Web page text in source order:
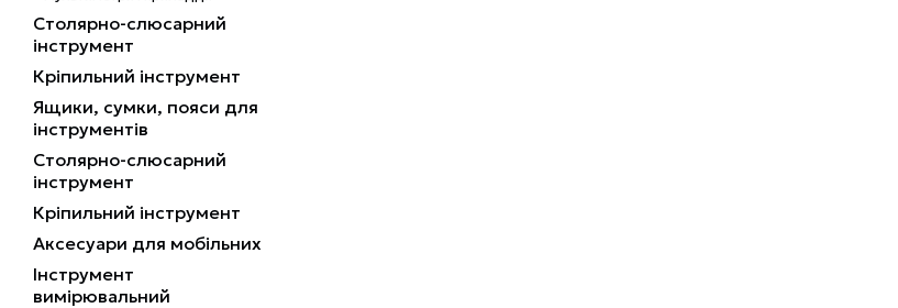
Столярно-слюсарний
інструмент
Кріпильний інструмент
Ящики, сумки, пояси для
інструментів
Столярно-слюсарний
інструмент
Кріпильний інструмент
Аксесуари для мобільних
Інструмент
вимірювальний